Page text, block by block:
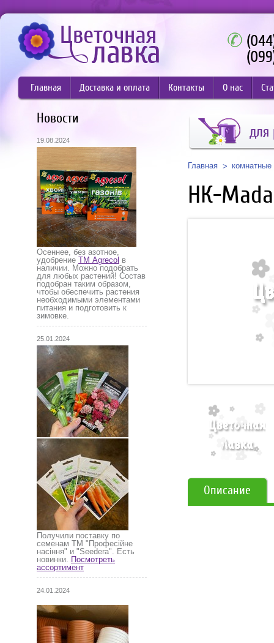
Главная Доставка и оплата Контакты О нас
Новости
19.08.2024
Осеннее, без азотное,
удобрение ТМ Agrecol в
наличии. Можно подобрать
для любых растений! Состав
подобран таким образом,
чтобы обеспечить растения
необходимыми элементами
питания и подготовить к
зимовке.
25.01.2024
Получили поставку по
семенам ТМ "Професійне
насіння" и "Seedera". Есть
новинки. Посмотреть
ассортимент
24.01.2024
для
Главная комнатные
НК-
Описание